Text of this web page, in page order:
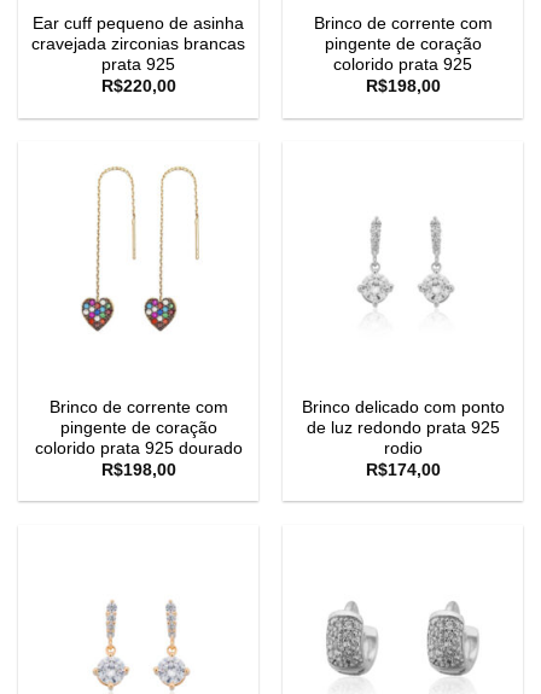
Ear cuff pequeno de asinha
cravejada zirconias brancas
prata 925
R$220,00
Brinco de corrente com
pingente de coração
colorido prata 925
R$198,00
Brinco de corrente com
pingente de coração
colorido prata 925 dourado
R$198,00
Brinco delicado com ponto
de luz redondo prata 925
rodio
R$174,00